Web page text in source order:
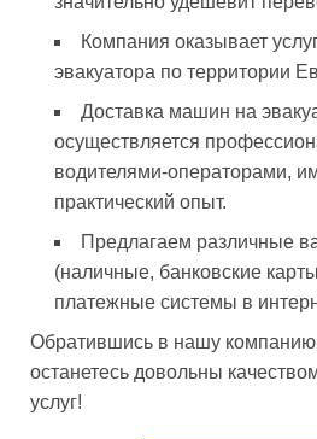
Компания оказывает
эвакуатора по территории
Доставка машин на
осуществляется
водителями-операторами,
практический опыт.
Предлагаем различные
(наличные, банковские
платежные системы в
Обратившись в нашу
останетесь довольны
услуг!